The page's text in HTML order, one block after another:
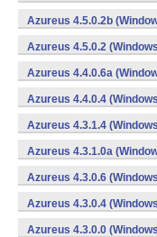
Azureus 4.5.0.2b
Azureus 4.5.0.2
Azureus 4.4.0.6a
Azureus 4.4.0.4
Azureus 4.3.1.4
Azureus 4.3.1.0a
Azureus 4.3.0.6
Azureus 4.3.0.4
Azureus 4.3.0.0